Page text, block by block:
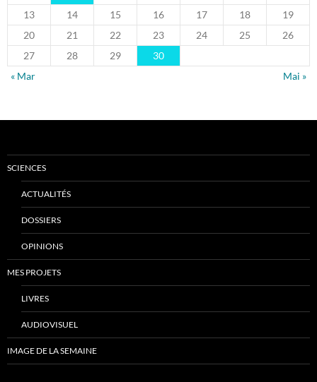
13
14 15 16 17 18
19
20
21 22 23 24 25
26
27
28 29
30
« Mar
Mai »
SCIENCES
ACTUALITÉS
DOSSIERS
OPINIONS
MES PROJETS
LIVRES
AUDIOVISUEL
IMAGE DE LA SEMAINE